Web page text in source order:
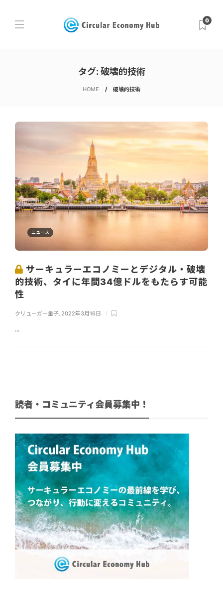
0
タグ: 破壊的技術
HOME 破壊的技術
ニュース
サーキュラーエコノミーとデジタル・破壊
的技術、タイに年間34億ドルをもたらす可能
性
クリューガー量子 2022年3月16日
...
読者・コミュニティ会員募集中！